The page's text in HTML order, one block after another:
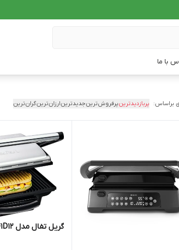
با ما
براساس: پربازدیدترینپرفروش‌ترینجدیدترینارزان‌ترینگران‌ترین
گریل تفال مدل GC241D12